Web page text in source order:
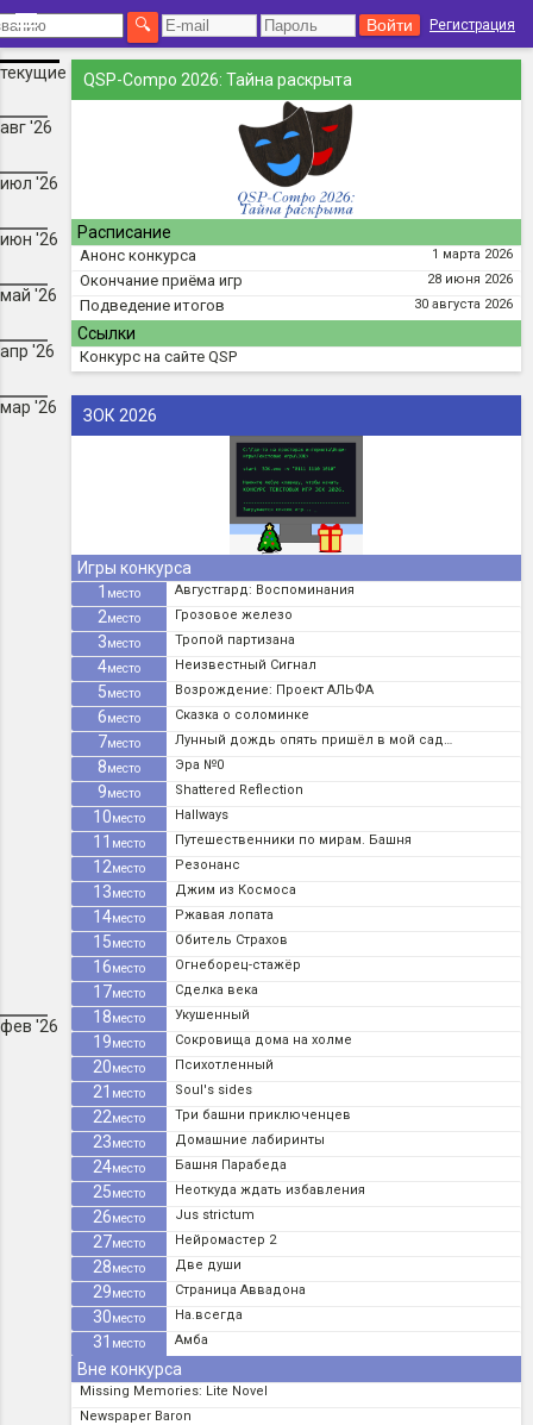
Регистрация
текущие
авг '26
июл '26
июн '26
май '26
апр '26
мар '26
фев '26
QSP-Compo 2026: Тайна раскрыта
Расписание
1 марта 2026
Анонс конкурса
28 июня 2026
Окончание приёма игр
30 августа 2026
Подведение итогов
Ссылки
Конкурс на сайте QSP
ЗОК 2026
Игры конкурса
1 место Августгард: Воспоминания
2место Грозовое железо
3место Тропой партизана
4место Неизвестный Сигнал
5место Возрождение: Проект АЛЬФА
6место Сказка о соломинке
7место Лунный дождь опять пришёл в мой сад…
8место Эра №0
9место Shattered Refleсtion
10место Hallways
11 место Путешественники по мирам. Башня
12место Резонанс
13место Джим из Космоса
14место Ржавая лопата
15место Обитель Страхов
16место Огнеборец-стажёр
17место Сделка века
18место Укушенный
19место Сокровища дома на холме
20место Психотленный
21 место Soul's sides
22место Три башни приключенцев
23место Домашние лабиринты
24место Башня Парабеда
25место Неоткуда ждать избавления
26место Jus strictum
27место Нейромастер 2
28место Две души
29место Страница Аввадона
30место На.всегда
31 место Амба
Вне конкурса
Missing Memories: Lite Novel
Newspaper Baron